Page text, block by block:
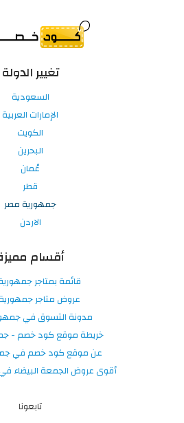
تغيير الدولة
السعودية
الإمارات العربية
الكويت
البحرين
عُمان
قطر
جمهورية مصر
الاردن
أقسام
قائمة بمتاجر
عروض متاجر
مدونة التسوق في
خريطة موقع كود خصم -
عن موقع كود خصم في
أقوى عروض الجمعة البيضاء
تابعونا